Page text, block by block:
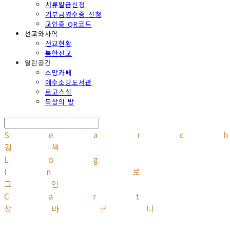
서류발급신청
기부금영수증 신청
교인증 QR코드
선교와사역
선교현황
북한선교
열린공간
소망카페
예수소망도서관
로고스실
묵상의 방
검색
Log
In
로
그인
Cart
장바구니